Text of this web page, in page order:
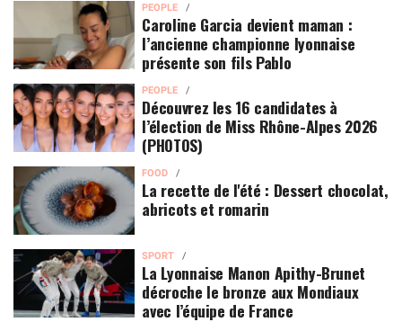
PEOPLE
Caroline Garcia devient maman :
l’ancienne championne lyonnaise
présente son fils Pablo
PEOPLE
Découvrez les 16 candidates à
l’élection de Miss Rhône-Alpes 2026
(PHOTOS)
FOOD
La recette de l'été : Dessert chocolat,
abricots et romarin
SPORT
La Lyonnaise Manon Apithy-Brunet
décroche le bronze aux Mondiaux
avec l’équipe de France